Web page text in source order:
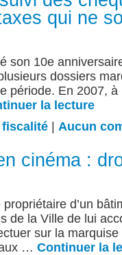
qui ne
son 10e
dossiers
période. En 2007,
la lecture
Aucun
cinéma :
d’un
de la Ville de lui
sur la
… Continuer la